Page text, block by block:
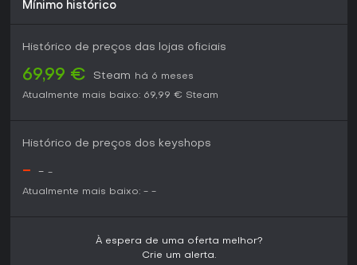
matchmaking padrão, e o conteúdo single-player entrega
estável no PC, com o mesmo conjunto de recursos
disponível em todas as plataformas.
Mínimo histórico
Histórico de preços das lojas oficiais
69,99 € Steam
há 6 meses
Atualmente mais baixo: 69,99 € Steam
Histórico de preços dos keyshops
- - -
Atualmente mais baixo: - -
À espera de uma oferta melhor?
Crie um alerta.